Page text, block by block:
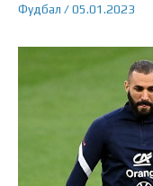
Фудбал /05.01.2023